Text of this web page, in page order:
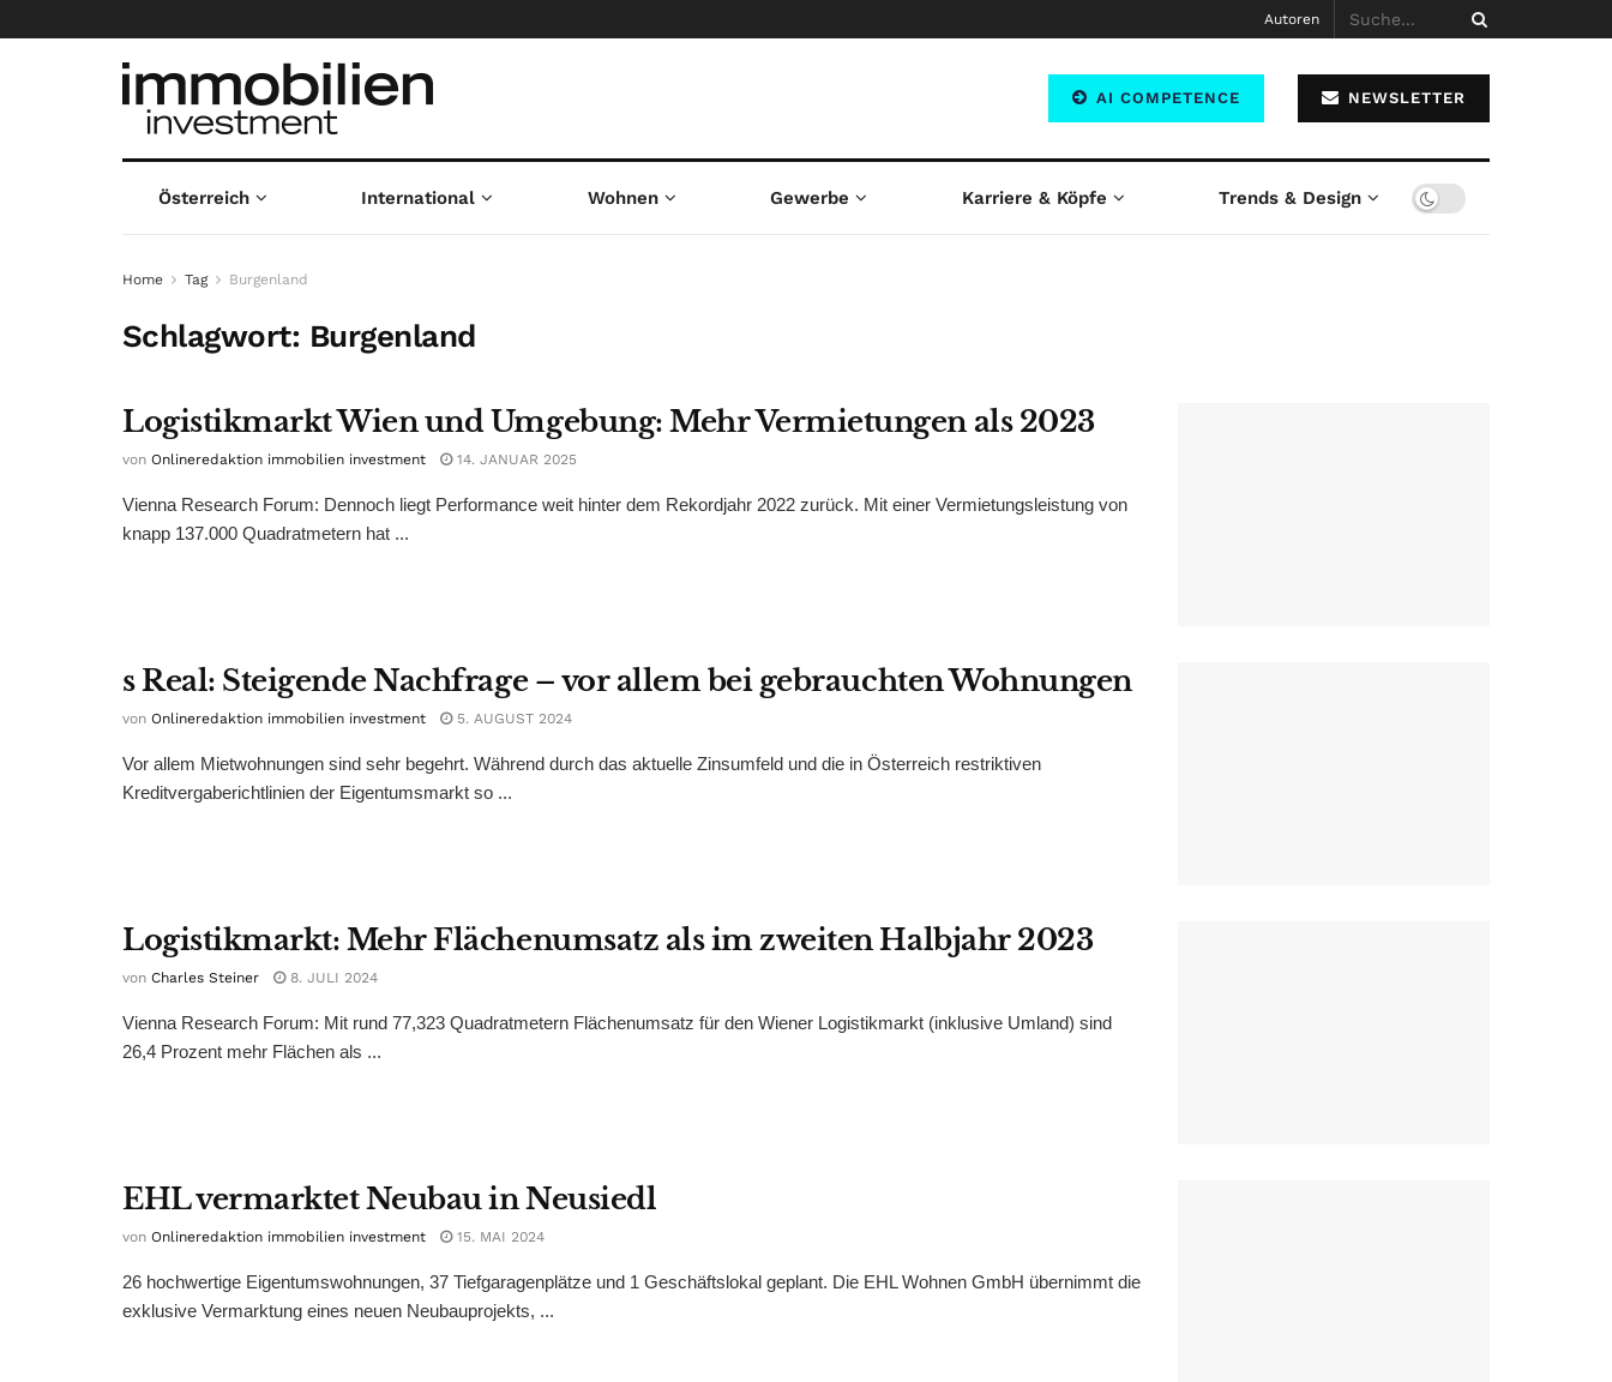
Autoren
AI COMPETENCE NEWSLETTER
Österreich International Wohnen Gewerbe Karriere & Köpfe Trends & Design
Home Tag Burgenland
Schlagwort: Burgenland
Logistikmarkt Wien und Umgebung: Mehr Vermietungen als 2023
von Onlineredaktion immobilien investment 14. JANUAR 2025
Vienna Research Forum: Dennoch liegt Performance weit hinter dem Rekordjahr 2022 zurück. Mit einer Vermietungsleistung von
knapp 137.000 Quadratmetern hat ...
s Real: Steigende Nachfrage – vor allem bei gebrauchten Wohnungen
von Onlineredaktion immobilien investment 5. AUGUST 2024
Vor allem Mietwohnungen sind sehr begehrt. Während durch das aktuelle Zinsumfeld und die in Österreich restriktiven
Kreditvergaberichtlinien der Eigentumsmarkt so ...
Logistikmarkt: Mehr Flächenumsatz als im zweiten Halbjahr 2023
von Charles Steiner 8. JULI 2024
Vienna Research Forum: Mit rund 77,323 Quadratmetern Flächenumsatz für den Wiener Logistikmarkt (inklusive Umland) sind
26,4 Prozent mehr Flächen als ...
EHL vermarktet Neubau in Neusiedl
von Onlineredaktion immobilien investment 15. MAI 2024
26 hochwertige Eigentumswohnungen, 37 Tiefgaragenplätze und 1 Geschäftslokal geplant. Die EHL Wohnen GmbH übernimmt die
exklusive Vermarktung eines neuen Neubauprojekts, ...